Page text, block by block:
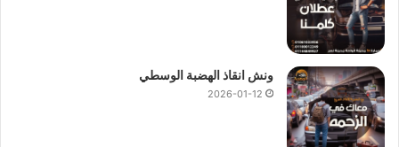
ونش انقاذ الهضبة الوسطي
2026-01-12